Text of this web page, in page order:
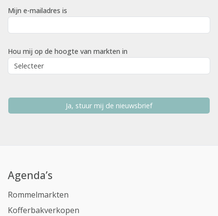
Mijn e-mailadres is
Hou mij op de hoogte van markten in
Ja, stuur mij de nieuwsbrief
Agenda’s
Rommelmarkten
Kofferbakverkopen